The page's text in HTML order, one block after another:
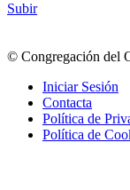
Subir
© Congregación del
Iniciar Sesión
Contacta
Política de
Política de